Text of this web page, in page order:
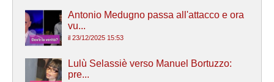
Antonio Medugno passa all'attacco e ora
vu...
il 23/12/2025 15:53
Lulù Selassiè verso Manuel Bortuzzo:
pre...